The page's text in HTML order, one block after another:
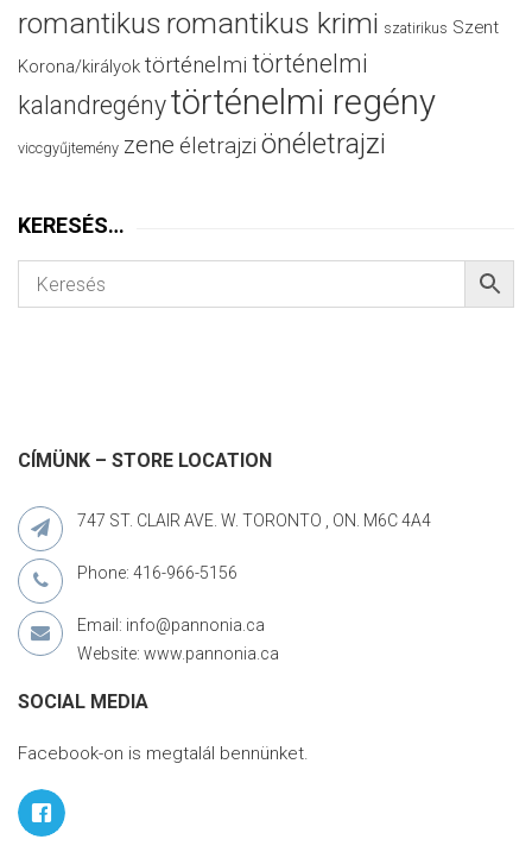
romantikus romantikus krimi szatirikus Szent
Korona/királyok történelmi történelmi
kalandregénytörténelmi regény
viccgyűjtemény zene életrajzi önéletrajzi
KERESÉS…
CÍMÜNK – STORE LOCATION
747 ST. CLAIR AVE. W. TORONTO , ON. M6C 4A4
Phone: 416-966-5156
Email: info@pannonia.ca
Website: www.pannonia.ca
SOCIAL MEDIA
Facebook-on is megtalál bennünket.